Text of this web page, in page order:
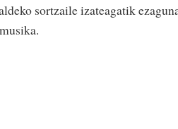
sortzaile izateagatik